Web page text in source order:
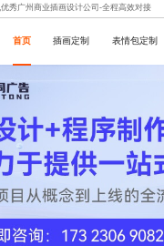
秀广州商业插画设计公司-全程高效对接
首页 插画定制 表情包定制